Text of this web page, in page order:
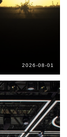
2026-08-01